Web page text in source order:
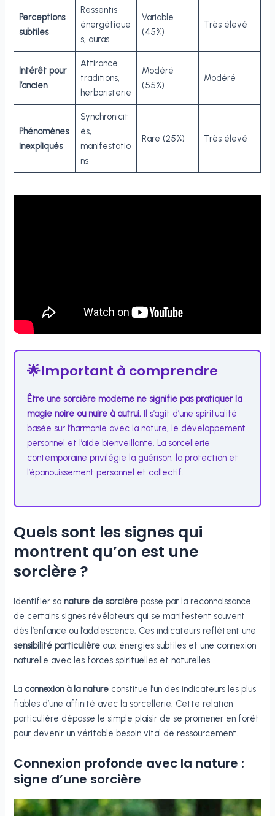
Perceptions
subtiles
Ressentis
énergétique
s, auras
Variable
(45%)
Très élevé
Intérêt pour
l’ancien
Attirance
traditions,
herboristerie
Modéré
(55%)
Modéré
Phénomènes
inexpliqués
Synchronicit
és,
manifestatio
ns
Rare (25%) Très élevé
🌟Important à comprendre
Être une sorcière moderne ne signifie pas pratiquer la
magie noire ou nuire à autrui. Il s’agit d’une spiritualité
basée sur l’harmonie avec la nature, le développement
personnel et l’aide bienveillante. La sorcellerie
contemporaine privilégie la guérison, la protection et
l’épanouissement personnel et collectif.
Quels sont les signes qui
montrent qu’on est une
sorcière ?
Identifier sa nature de sorcière passe par la reconnaissance
de certains signes révélateurs qui se manifestent souvent
dès l’enfance ou l’adolescence. Ces indicateurs reflètent une
sensibilité particulière aux énergies subtiles et une connexion
naturelle avec les forces spirituelles et naturelles.
La connexion à la nature constitue l’un des indicateurs les plus
fiables d’une affinité avec la sorcellerie. Cette relation
particulière dépasse le simple plaisir de se promener en forêt
pour devenir un véritable besoin vital de ressourcement.
Connexion profonde avec la nature :
signe d’une sorcière